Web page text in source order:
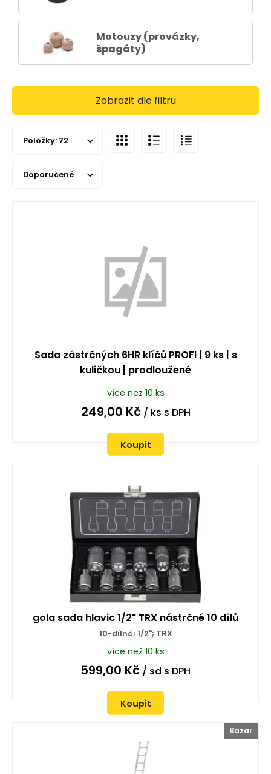
Motouzy (provázky,
špagáty)
Zobrazit dle filtru
Položky: 72
Doporučené
Sada zástrčných 6HR klíčů PROFI | 9 ks | s
kuličkou | prodloužené
více než 10 ks
249,00 Kč/ ks s DPH
Koupit
gola sada hlavic 1/2" TRX nástrčné 10 dílů
10-dílná; 1/2"; TRX
více než 10 ks
599,00 Kč / sd s DPH
Koupit
Bazar